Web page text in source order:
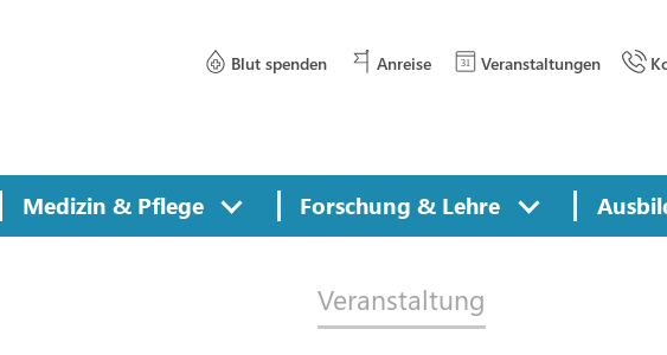
Blut spenden Anreise Veranstaltungen
Medizin & Pflege Forschung & Lehre
Veranstaltung